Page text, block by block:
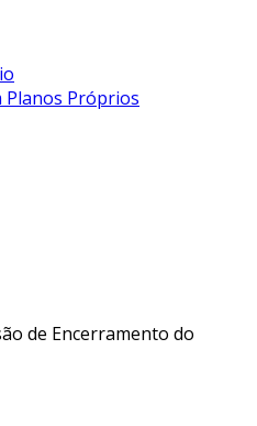
Planos Próprios
de Encerramento do